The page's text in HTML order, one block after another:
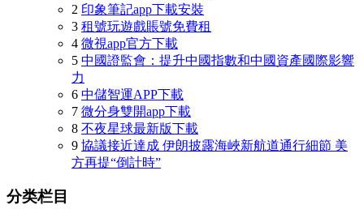
2 印象筆記app下載安裝
3 租號玩遊戲賬號免費租
4 微視app官方下載
5 中國證監會：提升中國指數和中國資產國際影響
力
6 中儲智運APP下載
7 微分身雙開app下載
8 不夜星球最新版下載
9 協議接近達成 伊朗披露海峽新航道通行細節 美
方再提“倒計時”
分类栏目